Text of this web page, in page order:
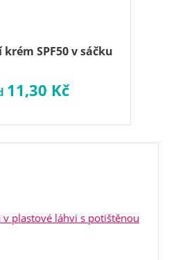
SPF50 v sáčku
11,30 Kč